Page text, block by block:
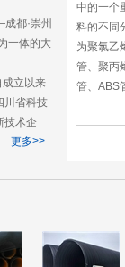
都·崇州
一体的大
立以来
川省科技
技术企
联合研发
为社会
生产，
更多>>
中的一个
料的不同
为聚氯乙
管、聚丙
管、ABS